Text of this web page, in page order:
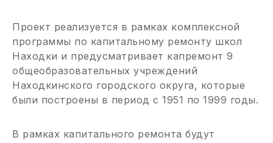
Проект реализуется в рамках комплексной
программы по капитальному ремонту школ
Находки и предусматривает капремонт 9
общеобразовательных учреждений
Находкинского городского округа, которые
были построены в период с 1951 по 1999 годы.
В рамках капитального ремонта будут